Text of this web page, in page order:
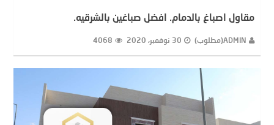
مقاول اصباغ بالدمام. افضل صباغين بالشرقيه.
ADMIN(مطلوب) 30 نوفمبر، 2020 4068